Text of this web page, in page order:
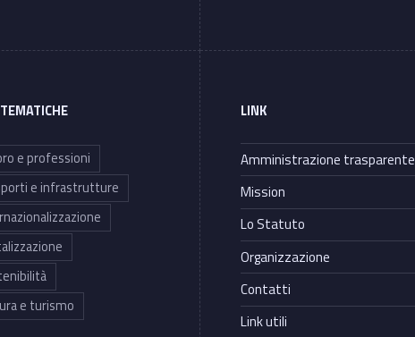
e professioni
e infrastrutture
e turismo
LINK
Amministrazione trasparente
Mission
Lo Statuto
Organizzazione
Contatti
Link utili